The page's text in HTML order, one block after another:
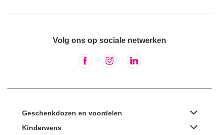
Volg ons op sociale netwerken
Geschenkdozen en voordelen
Kinderwens